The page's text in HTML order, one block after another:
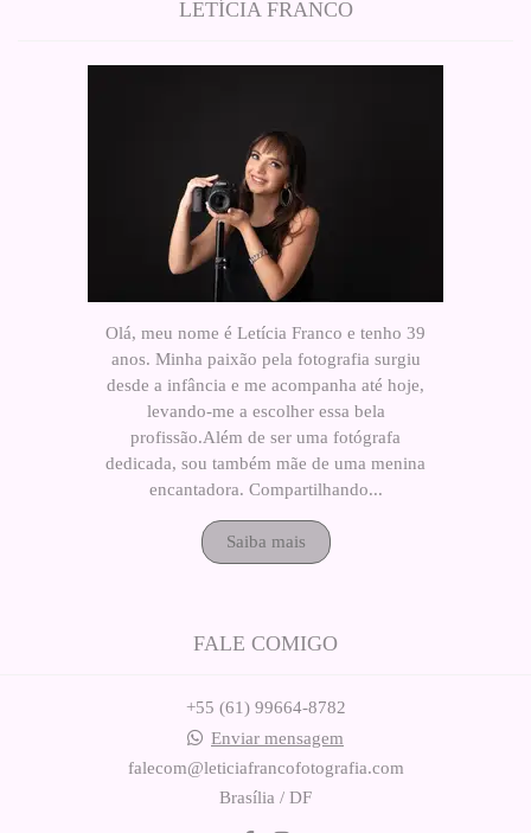
LETÍCIA FRANCO
Olá, meu nome é Letícia Franco e tenho 39
anos. Minha paixão pela fotografia surgiu
desde a infância e me acompanha até hoje,
levando-me a escolher essa bela
profissão.Além de ser uma fotógrafa
dedicada, sou também mãe de uma menina
encantadora. Compartilhando...
Saiba mais
FALE COMIGO
+55 (61) 99664-8782
Enviar mensagem
falecom@leticiafrancofotografia.com
Brasília / DF